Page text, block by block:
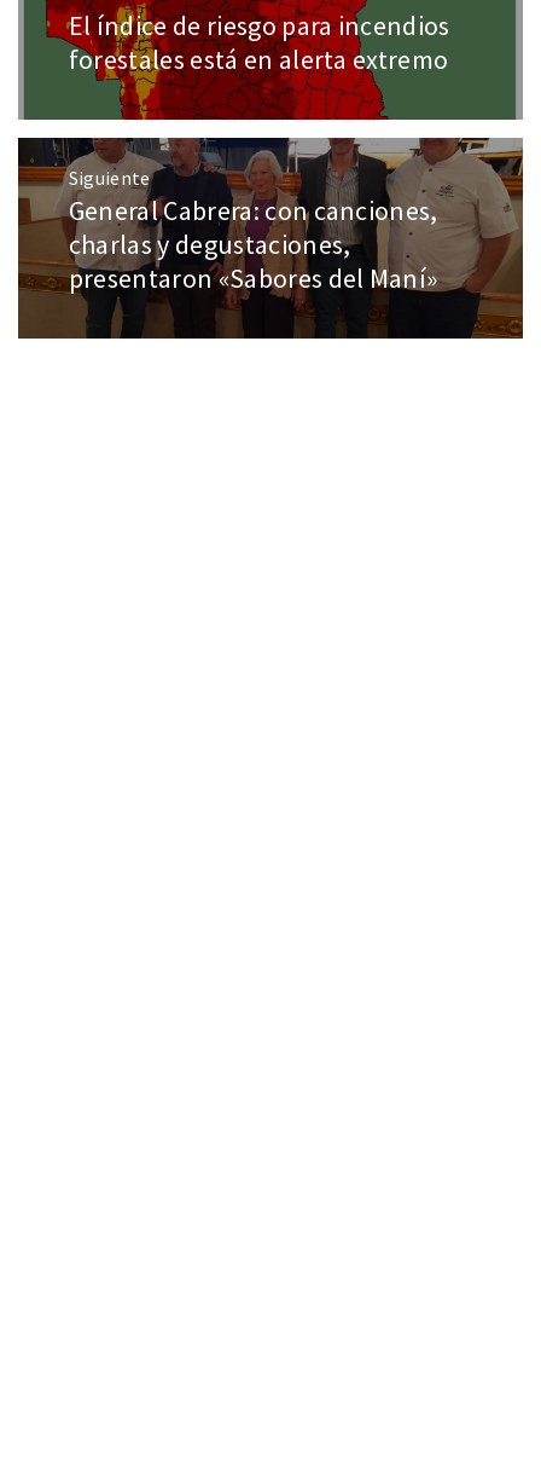
El índice de riesgo para incendios
forestales está en alerta extremo
Siguiente
General Cabrera: con canciones,
charlas y degustaciones,
presentaron «Sabores del Maní»